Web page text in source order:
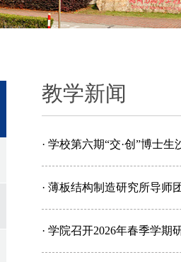
教学新闻
· 学校第六期“交·创”博士
· 薄板结构制造研究所导师
· 学院召开2026年春季学期